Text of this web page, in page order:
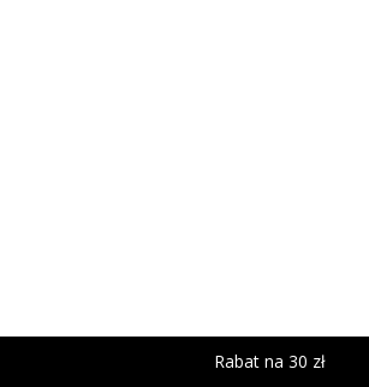
Rabat na 30 zł